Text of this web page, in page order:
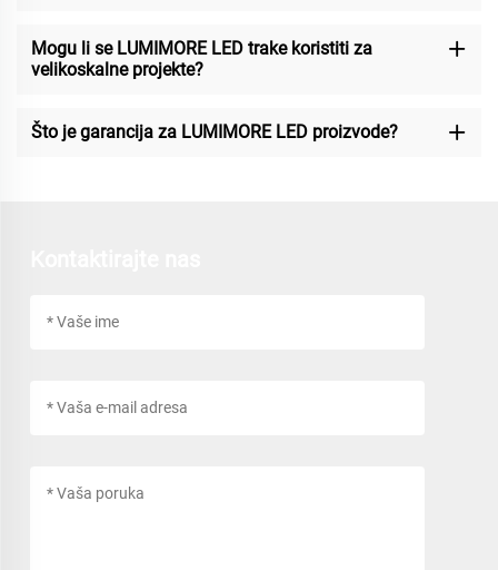
Mogu li se LUMIMORE LED trake koristiti za
velikoskalne projekte?
Što je garancija za LUMIMORE LED proizvode?